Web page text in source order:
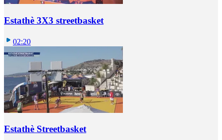
Estathè 3X3 streetbasket
02:20
Estathè Streetbasket